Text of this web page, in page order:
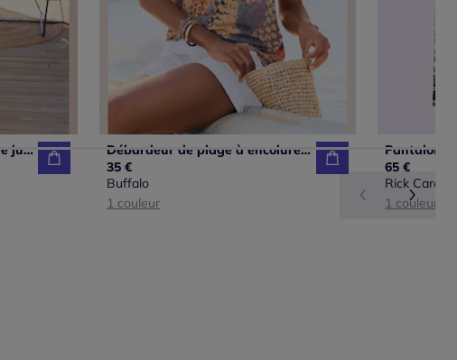
Robe d'été col en v imprimée jupe ample viscose douce
Débardeur de plage à encolure en V avec larges bretelles et imprimé unique
35 €
Buffalo
1 couleur
65 €
Rick
1 couleur